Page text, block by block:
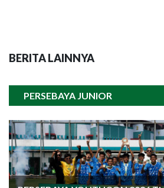
BERITA LAINNYA
PERSEBAYA JUNIOR